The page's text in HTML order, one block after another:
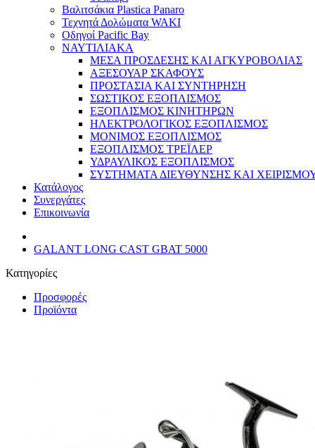
Βαλιτσάκια Plastica Panaro
Τεχνητά Δολώματα WAKI
Οδηγοί Pacific Bay
ΝΑΥΤΙΛΙΑΚΑ
ΜΕΣΑ ΠΡΟΣΔΕΣΗΣ ΚΑΙ ΑΓΚΥΡΟΒΟΛΙΑΣ
ΑΞΕΣΟΥΑΡ ΣΚΑΦΟΥΣ
ΠΡΟΣΤΑΣΙΑ ΚΑΙ ΣΥΝΤΗΡΗΣΗ
ΣΩΣΤΙΚΟΣ ΕΞΟΠΛΙΣΜΟΣ
ΕΞΟΠΛΙΣΜΟΣ ΚΙΝΗΤΗΡΩΝ
ΗΛΕΚΤΡΟΛΟΓΙΚΟΣ ΕΞΟΠΛΙΣΜΟΣ
ΜΟΝΙΜΟΣ ΕΞΟΠΛΙΣΜΟΣ
ΕΞΟΠΛΙΣΜΟΣ ΤΡΕΪΛΕΡ
ΥΔΡΑΥΛΙΚΟΣ ΕΞΟΠΛΙΣΜΟΣ
ΣΥΣΤΗΜΑΤΑ ΔΙΕΥΘΥΝΣΗΣ ΚΑΙ
Κατάλογος
Συνεργάτες
Επικοινωνία
GALANT LONG CAST GBAT 5000
Κατηγορίες
Προσφορές
Προϊόντα